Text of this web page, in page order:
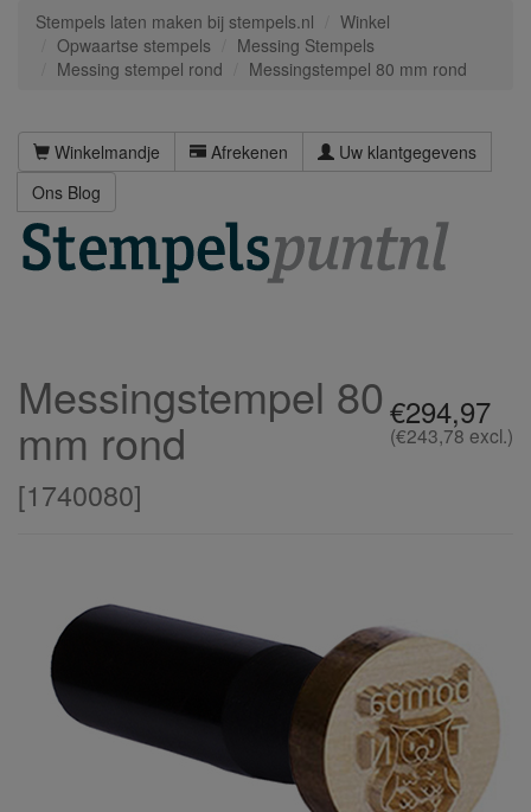
Stempels laten maken bij stempels.nl
Winkel
Opwaartse stempels
Messing Stempels
Messing stempel rond
Messingstempel 80 mm rond
Winkelmandje Afrekenen
Uw klantgegevens
Ons Blog
€294,97
(€243,78 excl.)
Messingstempel 80
mm rond
[1740080]